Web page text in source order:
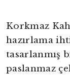
Korkmaz
hazırlama
tasarlanmış
paslanmaz